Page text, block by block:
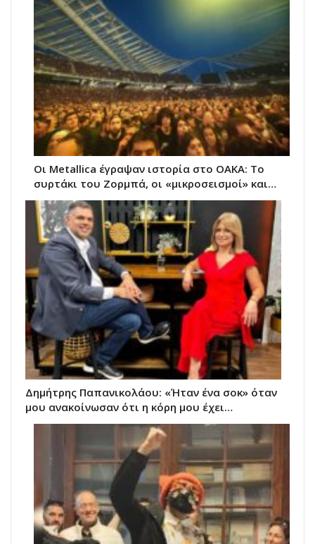
Οι Metallica έγραψαν ιστορία στο ΟΑΚΑ: Το
συρτάκι του Ζορμπά, οι «μικροσεισμοί» και…
Δημήτρης Παπανικολάου: «Ήταν ένα σοκ» όταν
μου ανακοίνωσαν ότι η κόρη μου έχει…